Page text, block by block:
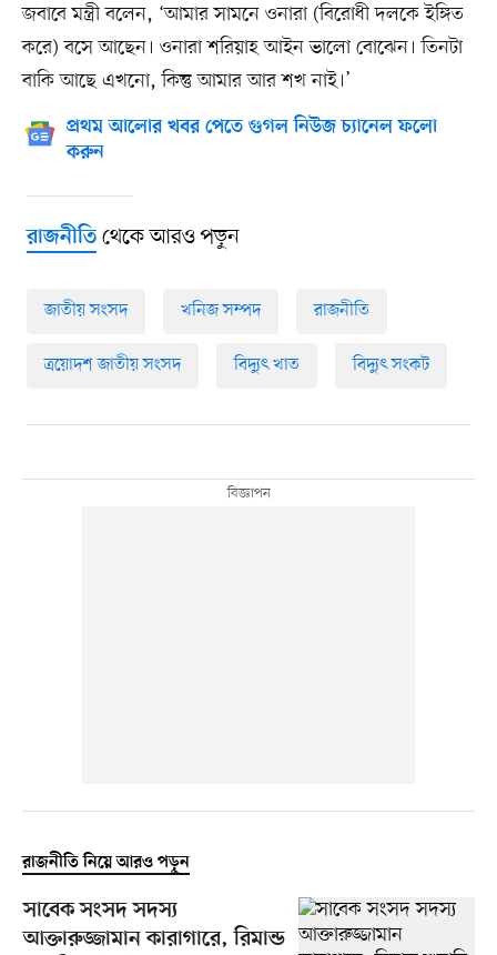
জবাবে মন্ত্রী বলেন, ‘আমার সামনে ওনারা (বিরোধী দলকে ইঙ্গিত
করে) বসে আছেন। ওনারা শরিয়াহ আইন ভালো বোঝেন। তিনটা
বাকি আছে এখনো, কিন্তু আমার আর শখ নাই।’
প্রথম আলোর খবর পেতে গুগল নিউজ চ্যানেল ফলো
করুন
রাজনীতিথেকে আরও পড়ুন
জাতীয় সংসদ খনিজ সম্পদ রাজনীতি
ত্রয়োদশ জাতীয় সংসদ বিদ্যুৎ খাত বিদ্যুৎ সংকট
রাজনীতি নিয়ে আরও পড়ুন
সাবেক সংসদ সদস্য
আক্তারুজ্জামান কারাগারে, রিমান্ড